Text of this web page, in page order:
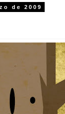
de 2009